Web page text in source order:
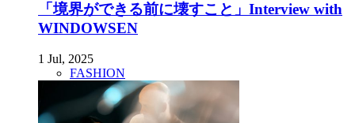
「境界ができる前に壊すこと」Interview with
WINDOWSEN
1 Jul, 2025
FASHION